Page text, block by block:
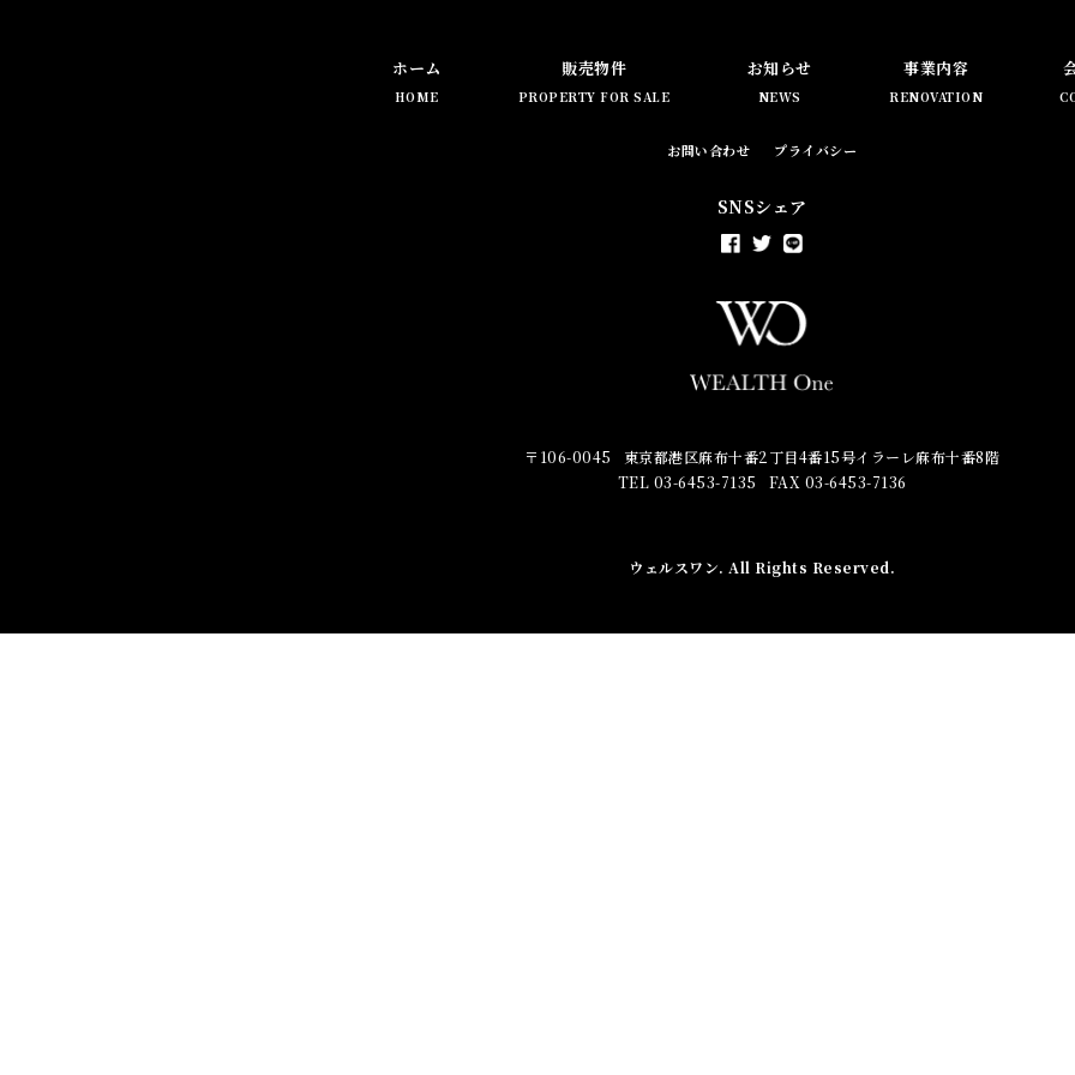
ホーム
HOME
販売物件
PROPERTY FOR SALE
お知らせ
NEWS
事業内容
RENOVATION
お問い合わせ プライバシー
SNSシェア
〒106-0045
東京都港区麻布十番2丁目4番15号イラーレ麻布十番8階
TEL 03-6453-7135
FAX 03-6453-7136
ウェルスワン. All Rights Reserved.